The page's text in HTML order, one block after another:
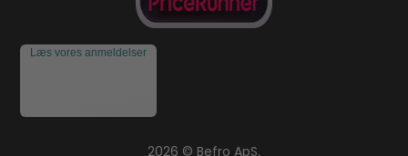
Læs vores anmeldelser
2026 © Befro ApS.